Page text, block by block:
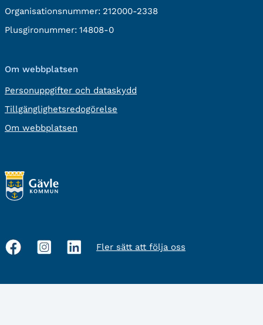
Organisationsnummer: 212000-2338
Plusgironummer: 14808-0
Om webbplatsen
Personuppgifter och dataskydd
Tillgänglighetsredogörelse
Om webbplatsen
Sociala
Fler sätt att följa oss